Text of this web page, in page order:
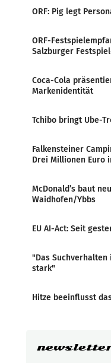
ORF: Pig legt
ORF-
Salzburger
Coca-Cola
Markenidentität
Tchibo bringt Ube-
Falkensteiner
Drei Millionen Euro
McDonald’s baut
Waidhofen/Ybbs
EU AI-Act: Seit
"Das
stark"
Hitze beeinflusst